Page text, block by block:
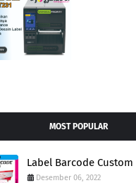
MOST POPULAR
Label Barcode Custom
Desember 06, 2022